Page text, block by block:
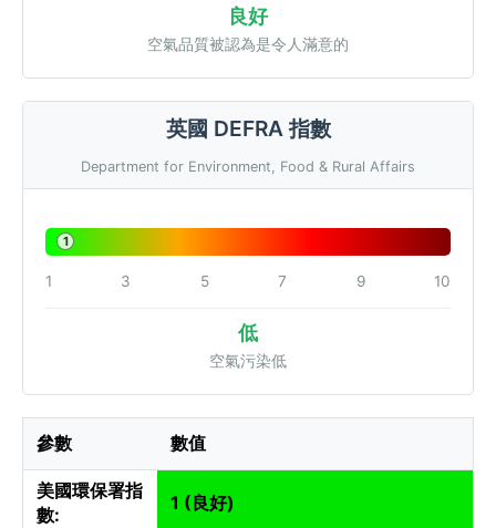
良好
空氣品質被認為是令人滿意的
英國 DEFRA 指數
Department for Environment, Food & Rural Affairs
1
1 3 5 7 9 10
低
空氣污染低
參數 數值
美國環保署指
數:
1 (良好)